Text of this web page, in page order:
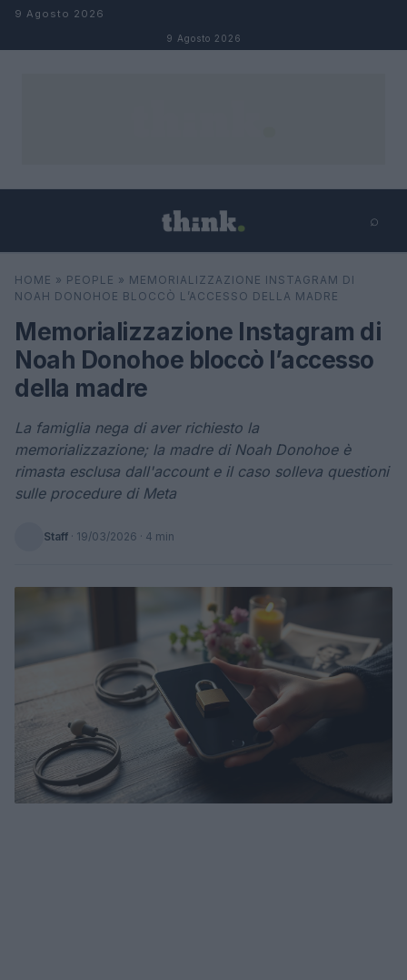
Salta al contenuto
9 Agosto 2026
9 Agosto 2026
⌕
Cerca ⌕
HOME » PEOPLE » MEMORIALIZZAZIONE INSTAGRAM DI
NOAH DONOHOE BLOCCÒ L’ACCESSO DELLA MADRE
Memorializzazione Instagram di
Noah Donohoe bloccò l’accesso
della madre
La famiglia nega di aver richiesto la
memorializzazione; la madre di Noah Donohoe è
rimasta esclusa dall'account e il caso solleva questioni
sulle procedure di Meta
Staff · 19/03/2026 · 4 min